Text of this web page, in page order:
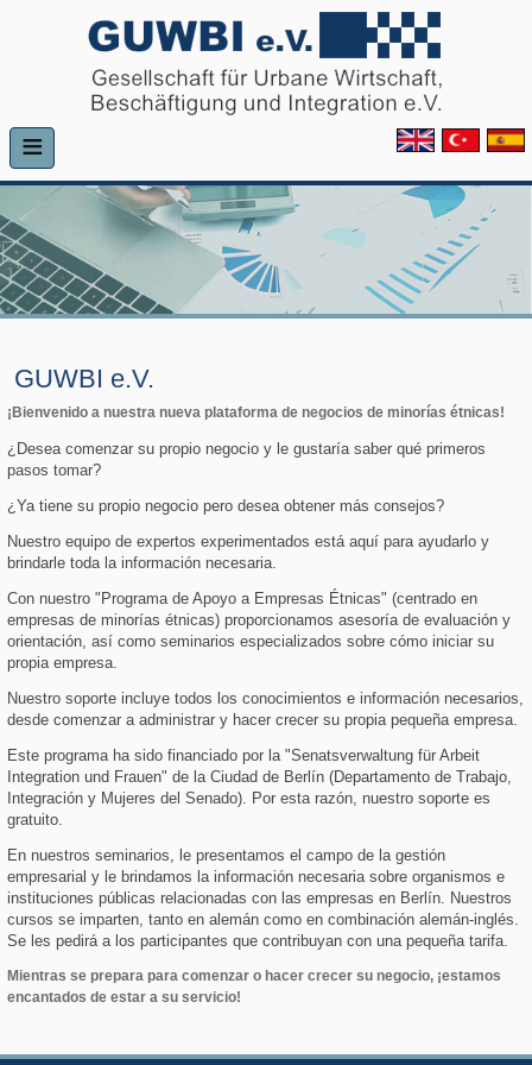
≡
GUWBI e.V.
¡Bienvenido a nuestra nueva plataforma de negocios de minorías étnicas!
¿Desea comenzar su propio negocio y le gustaría saber qué primeros
pasos tomar?
¿Ya tiene su propio negocio pero desea obtener más consejos?
Nuestro equipo de expertos experimentados está aquí para ayudarlo y
brindarle toda la información necesaria.
Con nuestro "Programa de Apoyo a Empresas Étnicas" (centrado en
empresas de minorías étnicas) proporcionamos asesoría de evaluación y
orientación, así como seminarios especializados sobre cómo iniciar su
propia empresa.
Nuestro soporte incluye todos los conocimientos e información necesarios,
desde comenzar a administrar y hacer crecer su propia pequeña empresa.
Este programa ha sido financiado por la "Senatsverwaltung für Arbeit
Integration und Frauen" de la Ciudad de Berlín (Departamento de Trabajo,
Integración y Mujeres del Senado). Por esta razón, nuestro soporte es
gratuito.
En nuestros seminarios, le presentamos el campo de la gestión
empresarial y le brindamos la información necesaria sobre organismos e
instituciones públicas relacionadas con las empresas en Berlín. Nuestros
cursos se imparten, tanto en alemán como en combinación alemán-inglés.
Se les pedirá a los participantes que contribuyan con una pequeña tarifa.
Mientras se prepara para comenzar o hacer crecer su negocio, ¡estamos
encantados de estar a su servicio!